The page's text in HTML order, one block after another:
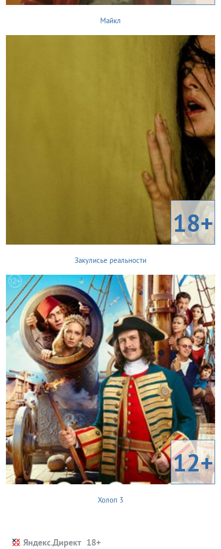
Майкл
18+
Закулисье реальности
12+
Холоп 3
Яндекс.Директ